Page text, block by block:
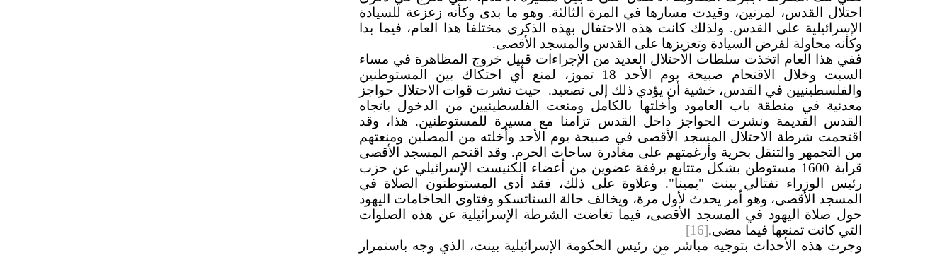
احتلال القدس، لمرتين، وقيدت مسارها في المرة الثالثة. وهو ما بدى وكأنه زعزعة للسيادة
الإسرائيلية على القدس. ولذلك كانت هذه الاحتفال بهذه الذكرى مختلفا هذا العام، فيما بدا
وكأنه محاولة لفرض السيادة وتعزيزها على القدس والمسجد الأقصى.
ففي هذا العام اتخذت سلطات الاحتلال العديد من الإجراءات قبيل خروج المظاهرة في مساء
السبت وخلال الاقتحام صبيحة يوم الأحد 18 تموز، لمنع أي احتكاك بين المستوطنين
والفلسطينيين في القدس، خشية أن يؤدي ذلك إلى تصعيد. حيث نشرت قوات الاحتلال حواجز
معدنية في منطقة باب العامود وأخلتها بالكامل ومنعت الفلسطينيين من الدخول باتجاه
القدس القديمة ونشرت الحواجز داخل القدس تزامنا مع مسيرة للمستوطنين. هذا، وقد
اقتحمت شرطة الاحتلال المسجد الأقصى في صبيحة يوم الأحد وأخلته من المصلين ومنعتهم
من التجمهر والتنقل بحرية وأرغمتهم على مغادرة ساحات الحرم. وقد اقتحم المسجد الأقصى
قرابة 1600 مستوطن بشكل متتابع برفقة عضوين من أعضاء الكنيست الإسرائيلي عن حزب
رئيس الوزراء نفتالي بينت "يمينا". وعلاوة على ذلك، فقد أدى المستوطنون الصلاة في
المسجد الأقصى، وهو أمر يحدث لأول مرة، ويخالف حالة الستاتسكو وفتاوى الحاخامات اليهود
حول صلاة اليهود في المسجد الأقصى، فيما تغاضت الشرطة الإسرائيلية عن هذه الصلوات
التي كانت تمنعها فيما مضى.[16]
وجرت هذه الأحداث بتوجيه مباشر من رئيس الحكومة الإسرائيلية بينت، الذي وجه باستمرار